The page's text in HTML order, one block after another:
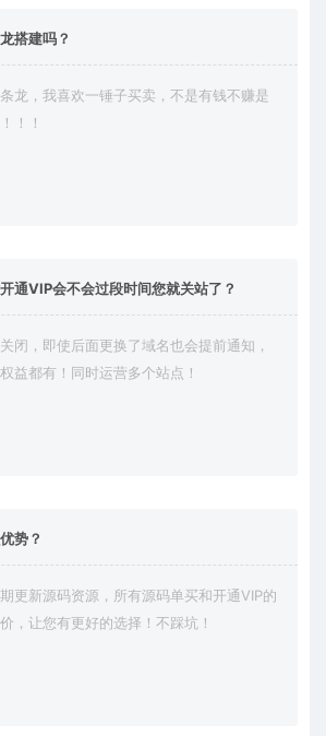
搭建吗？
龙，我喜欢一锤子买卖，不是有钱不赚是
！！
通VIP会不会过段时间您就关站了？
闭，即使后面更换了域名也会提前通知，
益都有！同时运营多个站点！
势？
更新源码资源，所有源码单买和开通VIP的
，让您有更好的选择！不踩坑！